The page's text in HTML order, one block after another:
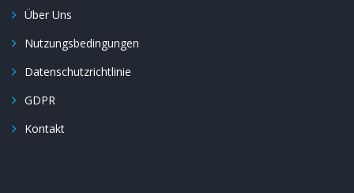
Über Uns
Nutzungsbedingungen
Datenschutzrichtlinie
GDPR
Kontakt